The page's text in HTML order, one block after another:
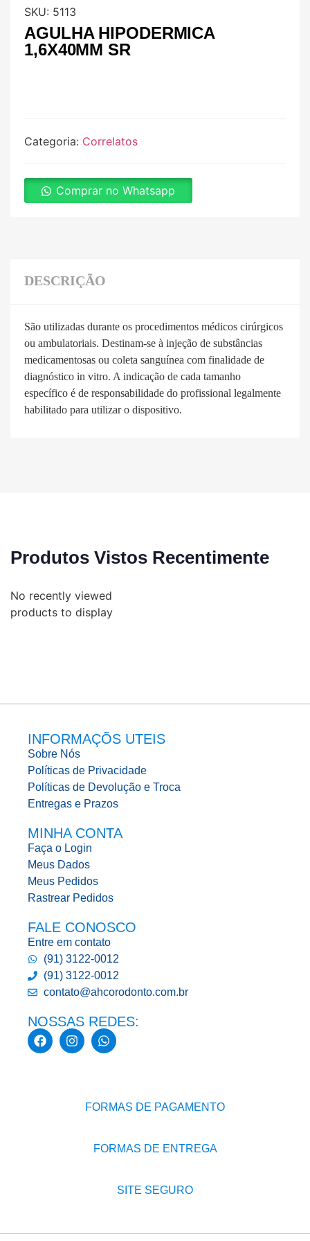
SKU: 5113
AGULHA HIPODERMICA
1,6X40MM SR
Categoria: Correlatos
Comprar no Whatsapp
DESCRIÇÃO
São utilizadas durante os procedimentos médicos cirúrgicos
ou ambulatoriais. Destinam-se à injeção de substâncias
medicamentosas ou coleta sanguínea com finalidade de
diagnóstico in vitro. A indicação de cada tamanho
específico é de responsabilidade do profissional legalmente
habilitado para utilizar o dispositivo.
Produtos Vistos Recentimente
No recently viewed
products to display
INFORMAÇÕS UTEIS
Sobre Nós
Políticas de Privacidade
Políticas de Devolução e Troca
Entregas e Prazos
MINHA CONTA
Faça o Login
Meus Dados
Meus Pedidos
Rastrear Pedidos
FALE CONOSCO
Entre em contato
(91) 3122-0012
(91) 3122-0012
contato@ahcorodonto.com.br
NOSSAS REDES:
FORMAS DE PAGAMENTO
FORMAS DE ENTREGA
SITE SEGURO